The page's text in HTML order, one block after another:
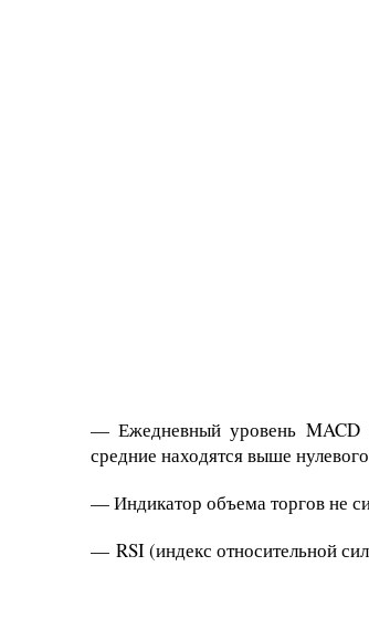
— Ежедневный уровень MACD
средние находятся выше
— Индикатор объема торгов не
— RSI (индекс относительной